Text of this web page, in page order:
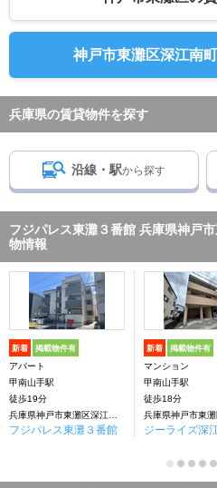
神戸市東灘区深江南
兵庫県の賃貸物件を探す
沿線・駅から探す
フジパレス東灘３番館 兵庫県神戸
物情報
新着 掲載物件有
アパート
甲南山手駅
徒歩19分
フジパレス東灘３番館
新着 掲載物件有
マンション
甲南山手駅
徒歩18分
ジーライズ深